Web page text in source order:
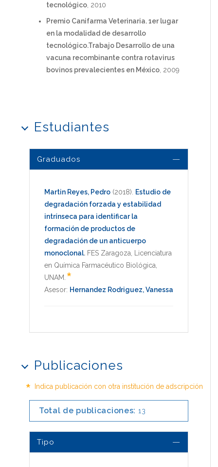
tecnológico , 2010
Premio Canifarma Veterinaria. 1er lugar
en la modalidad de desarrollo
tecnológico.Trabajo Desarrollo de una
vacuna recombinante contra rotavirus
bovinos prevalecientes en México , 2009
Estudiantes
Graduados
Martin Reyes, Pedro (2018)
Estudio de
degradación forzada y estabilidad
intrínseca para identificar la
formación de productos de
degradación de un anticuerpo
monoclonal. FES Zaragoza
Licenciatura
en Química Farmacéutico Biológica
UNAM *
Asesor: Hernandez Rodriguez, Vanessa
Publicaciones
* Indica publicación con otra institución de adscripción
Total de publicaciones: 13
Tipo